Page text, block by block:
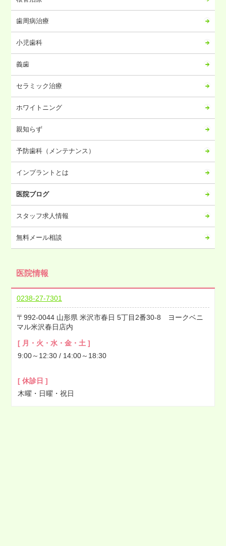
2024年01月
2023年12月
2023年11月
2023年10月
2023年09月
2023年08月
2023年07月
2023年06月
2023年05月
2023年04月
2023年03月
2023年02月
2023年01月
2022年11月
2022年07月
2022年06月
2022年05月
2022年04月
2022年03月
2022年02月
2021年12月
2021年11月
2021年10月
歯周病治療
小児歯科
義歯
セラミック治療
ホワイトニング
親知らず
予防歯科（メンテナンス）
インプラントとは
医院ブログ
スタッフ求人情報
無料メール相談
医院情報
0238-27-7301
992-0044 山形県 米沢市春日 5丁目2番30-8 ヨークベニ
マル米沢春日店内
[ 月・火・水・金・土 ]
9:00～12:30 / 14:00～18:30
[ 休診日 ]
木曜・日曜・祝日